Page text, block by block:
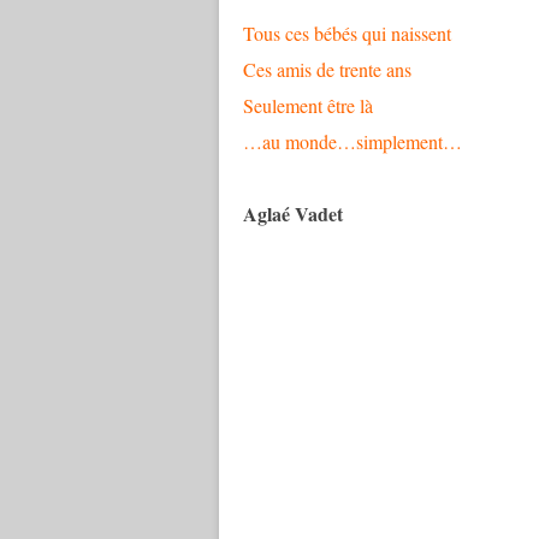
Tous ces bébés qui naissent
Ces amis de trente ans
Seulement être là
…au monde…simplement…
Aglaé Vadet